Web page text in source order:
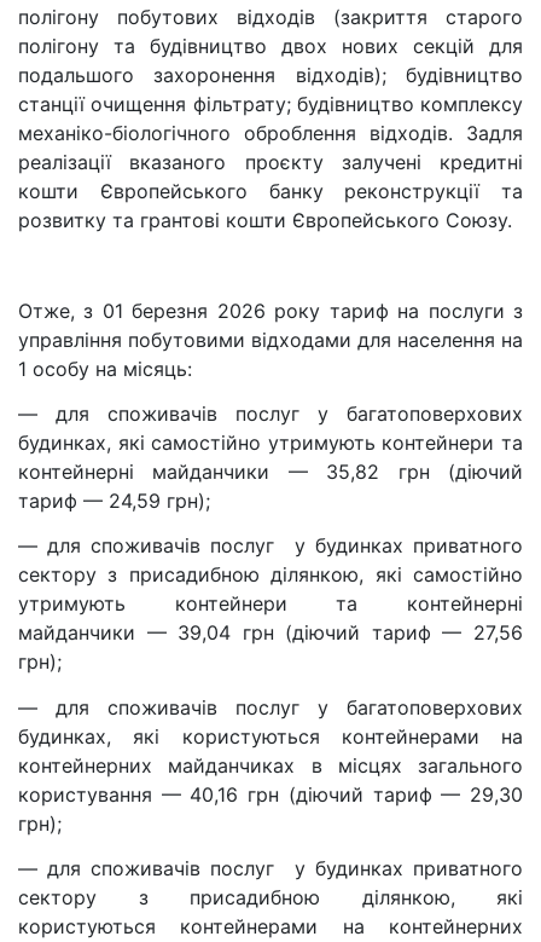
полігону побутових відходів (закриття старого
полігону та будівництво двох нових секцій для
подальшого захоронення відходів); будівництво
станції очищення фільтрату; будівництво комплексу
механіко-біологічного оброблення відходів. Задля
реалізації вказаного проєкту залучені кредитні
кошти Європейського банку реконструкції та
розвитку та грантові кошти Європейського Союзу.
Отже, з 01 березня 2026 року тариф на послуги з
управління побутовими відходами для населення на
1 особу на місяць:
— для споживачів послуг у багатоповерхових
будинках, які самостійно утримують контейнери та
контейнерні майданчики — 35,82 грн (діючий
тариф — 24,59 грн);
— для споживачів послуг у будинках приватного
сектору з присадибною ділянкою, які самостійно
утримують контейнери та контейнерні
майданчики — 39,04 грн (діючий тариф — 27,56
грн);
— для споживачів послуг у багатоповерхових
будинках, які користуються контейнерами на
контейнерних майданчиках в місцях загального
користування — 40,16 грн (діючий тариф — 29,30
грн);
— для споживачів послуг у будинках приватного
сектору з присадибною ділянкою, які
користуються контейнерами на контейнерних